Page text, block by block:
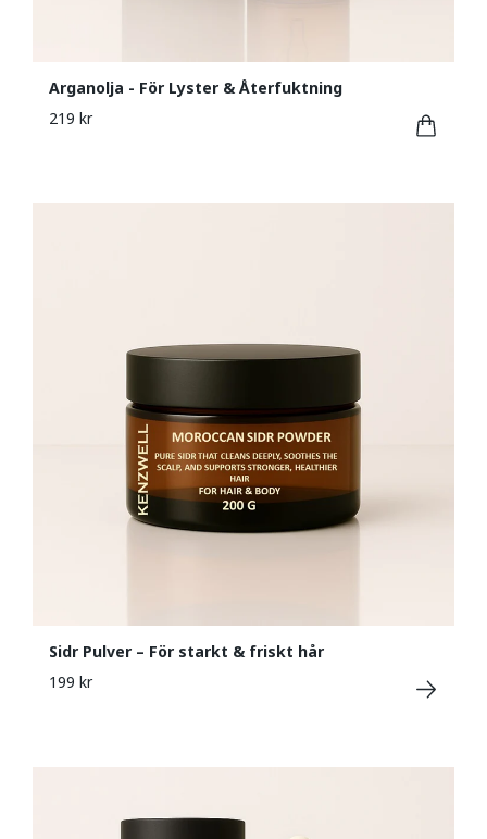
Arganolja - För Lyster & Återfuktning
219 kr
Sidr Pulver – För starkt & friskt hår
199 kr